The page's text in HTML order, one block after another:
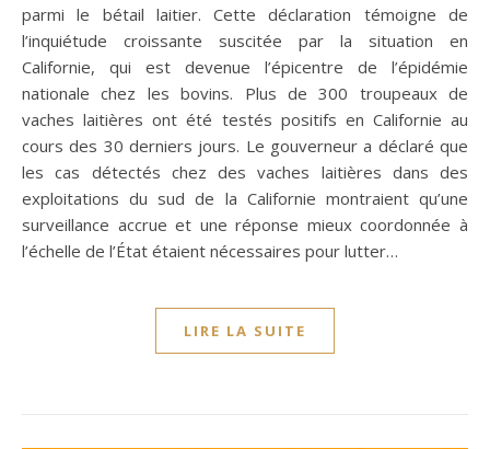
parmi le bétail laitier. Cette déclaration témoigne de
l’inquiétude croissante suscitée par la situation en
Californie, qui est devenue l’épicentre de l’épidémie
nationale chez les bovins. Plus de 300 troupeaux de
vaches laitières ont été testés positifs en Californie au
cours des 30 derniers jours. Le gouverneur a déclaré que
les cas détectés chez des vaches laitières dans des
exploitations du sud de la Californie montraient qu’une
surveillance accrue et une réponse mieux coordonnée à
l’échelle de l’État étaient nécessaires pour lutter…
LIRE LA SUITE